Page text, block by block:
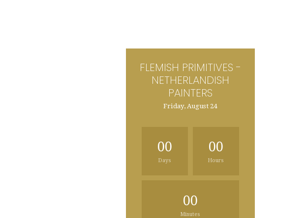
FLEMISH PRIMITIVES -
NETHERLANDISH
PAINTERS
Friday, August 24
00
Days
00
Hours
00
Minutes